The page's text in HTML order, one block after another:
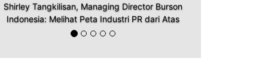
Shirley Tangkilisan, Managing Director Burson
Indonesia: Melihat Peta Industri PR dari Atas